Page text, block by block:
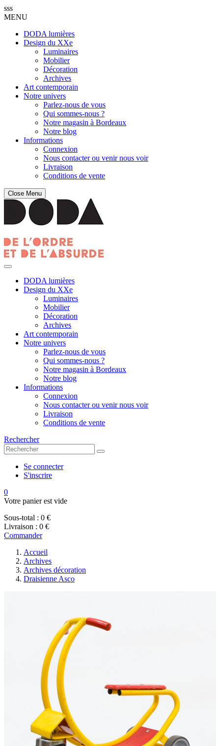
sss
MENU
DODA lumières
Design du XXe
Luminaires
Mobilier
Décoration
Archives
Art contemporain
Notre univers
Parlez-nous de vous
Qui sommes-nous ?
Notre magasin à Bordeaux
Notre blog
Informations
Connexion
Nous contacter ou venir nous voir
Livraison
Conditions de vente
Close Menu
DODA lumières
Design du XXe
Luminaires
Mobilier
Décoration
Archives
Art contemporain
Notre univers
Parlez-nous de vous
Qui sommes-nous ?
Notre magasin à Bordeaux
Notre blog
Informations
Connexion
Nous contacter ou venir nous voir
Livraison
Conditions de vente
Rechercher
Se connecter
S'inscrire
0
Votre panier est vide
Sous-total : 0 €
Livraison : 0 €
Commander
Accueil
Archives
Archives décoration
Draisienne Asco